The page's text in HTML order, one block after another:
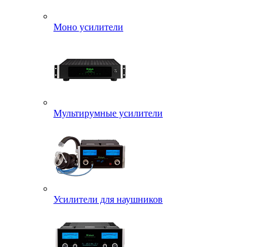
Моно усилители
Мультирумные усилители
Усилители для наушников